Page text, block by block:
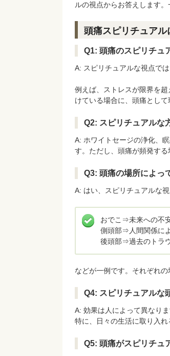
ルの視点からお答えします
頭痛スピリチュア
Q1: 頭痛のスピリチュ
A: スピリチュアルな視点で
例えば、ストレスが限界を
けている場合に、頭痛として
Q2: スピリチュアルな
A: ホワイトセージの浄化、
す。ただし、頭痛が頻発す
Q3: 頭痛の場所によっ
A: はい、スピリチュアルな
おでこ⇒未来への不
側頭部⇒人間関係に
後頭部⇒過去のトラ
などが一例です。それぞれ
Q4: スピリチュアルな
A: 効果は人によって異なり
特に、日々の生活に取り入れ
Q5: 頭痛がスピリチュ